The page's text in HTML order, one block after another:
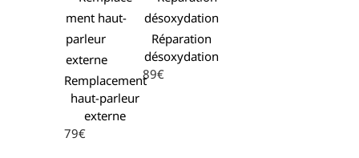
Remplacement
haut-parleur
externe
79€
Réparation
désoxydation
89€